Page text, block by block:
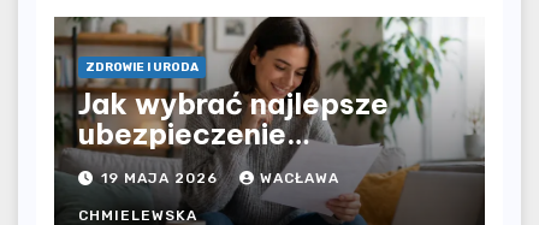
ZDROWIE I URODA
Jak wybrać najlepsze
ubezpieczenie
komunikacyjne i uniknąć
kosztownych błędów?
19 MAJA 2026 WACŁAWA
CHMIELEWSKA